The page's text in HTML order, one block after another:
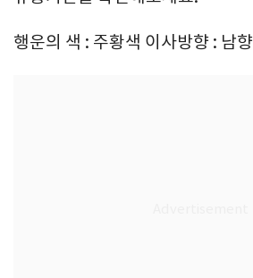
행운의 색 : 주황색 이사방향 : 남향